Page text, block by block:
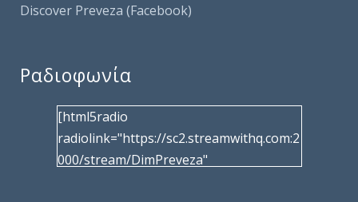
Discover Preveza (Facebook)
Ραδιοφωνία
[html5radio
radiolink="https://sc2.streamwithq.com:2
000/stream/DimPreveza"